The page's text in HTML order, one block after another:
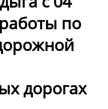
по
дорогах